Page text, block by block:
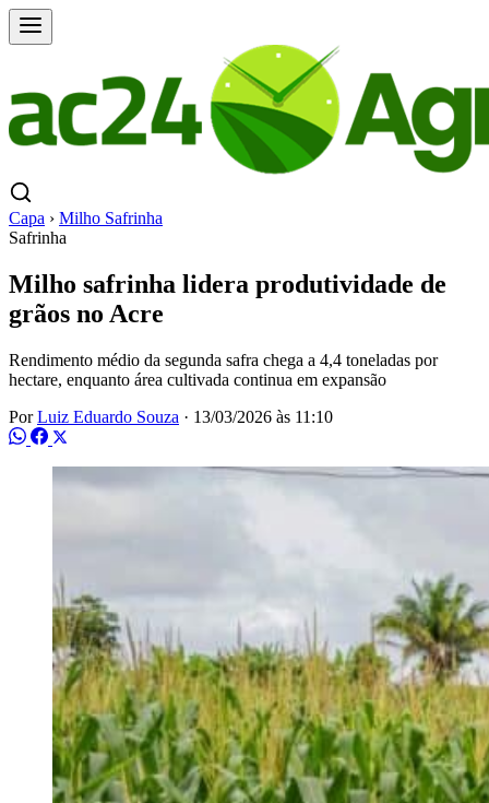
Capa › Milho Safrinha
Safrinha
Milho safrinha lidera produtividade de
grãos no Acre
Rendimento médio da segunda safra chega a 4,4 toneladas por
hectare, enquanto área cultivada continua em expansão
PorLuiz Eduardo Souza · 13/03/2026 às 11:10